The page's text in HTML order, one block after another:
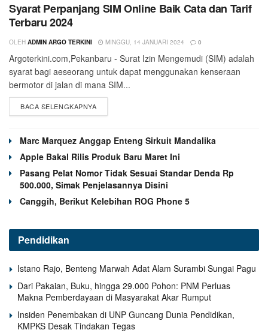
Syarat Perpanjang SIM Online Baik Cata dan Tarif
Terbaru 2024
OLEH ADMIN ARGO TERKINI MINGGU, 14 JANUARI 2024 0
Argoterkini.com,Pekanbaru - Surat Izin Mengemudi (SIM) adalah
syarat bagi aeseorang untuk dapat menggunakan kenseraan
bermotor di jalan di mana SIM...
BACA SELENGKAPNYA
Marc Marquez Anggap Enteng Sirkuit Mandalika
Apple Bakal Rilis Produk Baru Maret Ini
Pasang Pelat Nomor Tidak Sesuai Standar Denda Rp
500.000, Simak Penjelasannya Disini
Canggih, Berikut Kelebihan ROG Phone 5
Pendidikan
Istano Rajo, Benteng Marwah Adat Alam Surambi Sungai Pagu
Dari Pakaian, Buku, hingga 29.000 Pohon: PNM Perluas
Makna Pemberdayaan di Masyarakat Akar Rumput
Insiden Penembakan di UNP Guncang Dunia Pendidikan,
KMPKS Desak Tindakan Tegas